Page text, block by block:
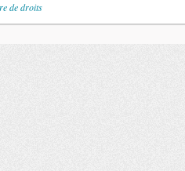
de droits